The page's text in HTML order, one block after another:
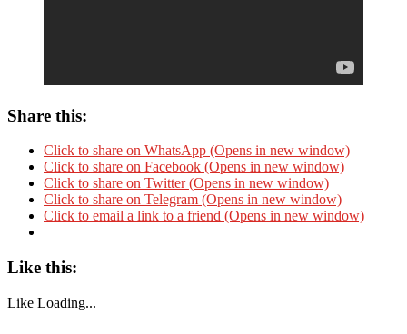
Share this:
Click to share on WhatsApp (Opens in new window)
Click to share on Facebook (Opens in new window)
Click to share on Twitter (Opens in new window)
Click to share on Telegram (Opens in new window)
Click to email a link to a friend (Opens in new window)
Like this:
Like Loading...